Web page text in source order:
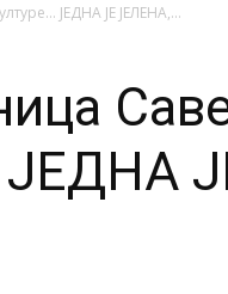
ЈЕДНА ЈЕ ЈЕЛЕНА,...
ЈЕДНА